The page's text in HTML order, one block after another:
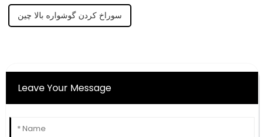
سوراخ کردن گوشواره بالا چین
Leave Your Message